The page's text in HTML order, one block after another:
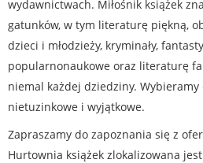
wydawnictwach. Miłośnik książek
gatunków, w tym literaturę piękną,
dzieci i młodzieży, kryminały,
popularnonaukowe oraz literaturę
niemal każdej dziedziny. Wybieramy
nietuzinkowe i wyjątkowe.
Zapraszamy do zapoznania się z
Hurtownia książek zlokalizowana